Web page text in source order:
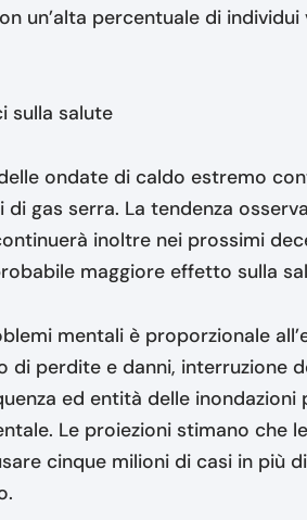
un’alta percentuale di individui
sulla salute
ondate di caldo estremo
gas serra. La tendenza
inoltre nei prossimi
maggiore effetto sulla
mentali è proporzionale
di perdite e danni, interruzione
ed entità delle
Le proiezioni stimano che
cinque milioni di casi in più